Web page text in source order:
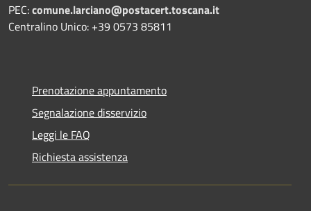
PEC:comune.larciano@postacert.toscana.it
Centralino Unico: +39 0573 85811
Prenotazione appuntamento
Segnalazione disservizio
Leggi le FAQ
Richiesta assistenza